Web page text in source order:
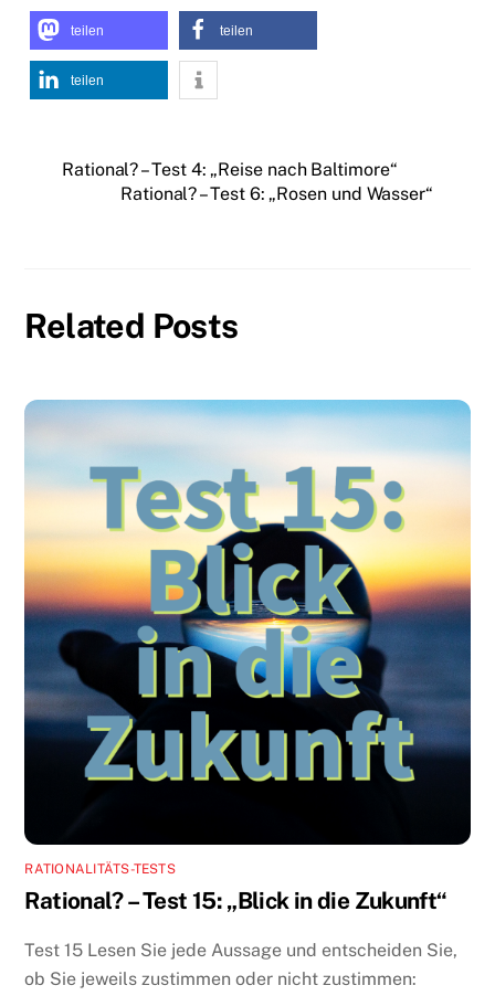
teilen teilen
teilen
Rational? – Test 4: „Reise nach Baltimore“
Rational? – Test 6: „Rosen und Wasser“
Related Posts
RATIONALITÄTS-TESTS
Rational? – Test 15: „Blick in die Zukunft“
Test 15 Lesen Sie jede Aussage und entscheiden Sie,
ob Sie jeweils zustimmen oder nicht zustimmen: